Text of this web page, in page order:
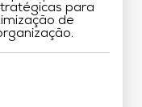
para
de